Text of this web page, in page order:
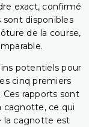
exact, confirmé
sont disponibles
de la course,
potentiels pour
cinq premiers
Ces rapports sont
cagnotte, ce qui
la cagnotte est